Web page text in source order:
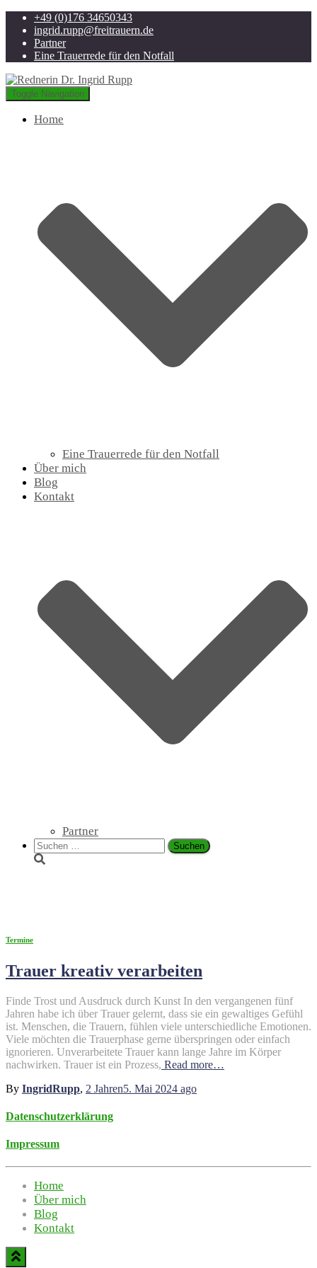
+49 (0)176 34650343
ingrid.rupp@freitrauern.de
Partner
Eine Trauerrede für den Notfall
Toggle Navigation
Home
Eine Trauerrede für den Notfall
Über mich
Blog
Kontakt
Partner
Suchen
nach:
Termine
Trauer kreativ verarbeiten
Finde Trost und Ausdruck durch Kunst In den vergangenen fünf
Jahren habe ich über Trauer gelernt, dass sie ein gewaltiges Gefühl
ist. Menschen, die Trauern, fühlen viele unterschiedliche Emotionen.
Viele möchten die Trauerphase gerne überspringen oder einfach
ignorieren. Unverarbeitete Trauer kann lange Jahre im Körper
nachwirken. Trauer ist ein Prozess, Read more…
By IngridRupp, 2 Jahren5. Mai 2024 ago
Datenschutzerklärung
Impressum
Home
Über mich
Blog
Kontakt